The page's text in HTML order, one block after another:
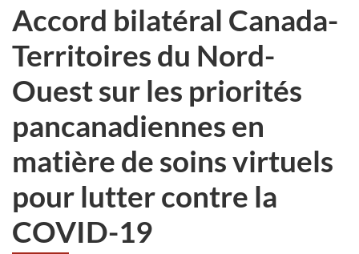
Accord bilatéral Canada-
Territoires du Nord-
Ouest sur les priorités
pancanadiennes en
matière de soins virtuels
pour lutter contre la
COVID-19